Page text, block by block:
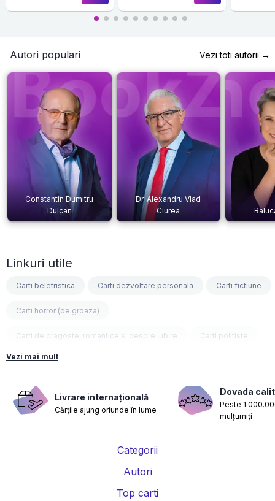
Autori populari Vezi toti autorii →
Constantin Dumitru
Dulcan
Dr. Alexandru Vlad
Ciurea
Linkuri utile
Carti beletristica Carti dezvoltare personala Carti fictiune
Carti horror (de groaza)
Carti de dragoste, romantice si despre iubire Carti politiste
Carti fantasy
Carti nutritie, sanatate si de slabit Carti diete
Carti despre sarcina si nastere Carti educatie financiara
Vezi mai mult
Livrare internațională
Cărțile ajung oriunde în lume
Dovada
Peste
mulțumiți
Categorii
Autori
Top carti